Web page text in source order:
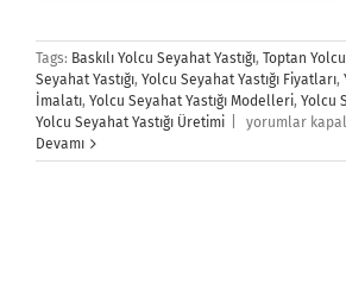
Tags: Baskılı Yolcu Seyahat Yastığı, Toptan
Seyahat Yastığı, Yolcu Seyahat Yastığı Fiyatları,
İmalatı, Yolcu Seyahat Yastığı Modelleri, Yolcu
Yolcu Seyahat Yastığı Üretimi
Yolcu
Yastığı
yorumlar
Devamı